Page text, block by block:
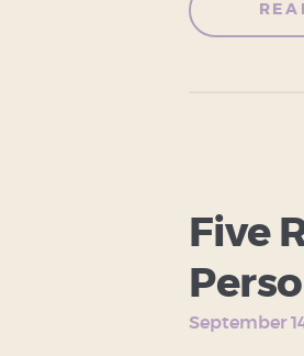
Five
September